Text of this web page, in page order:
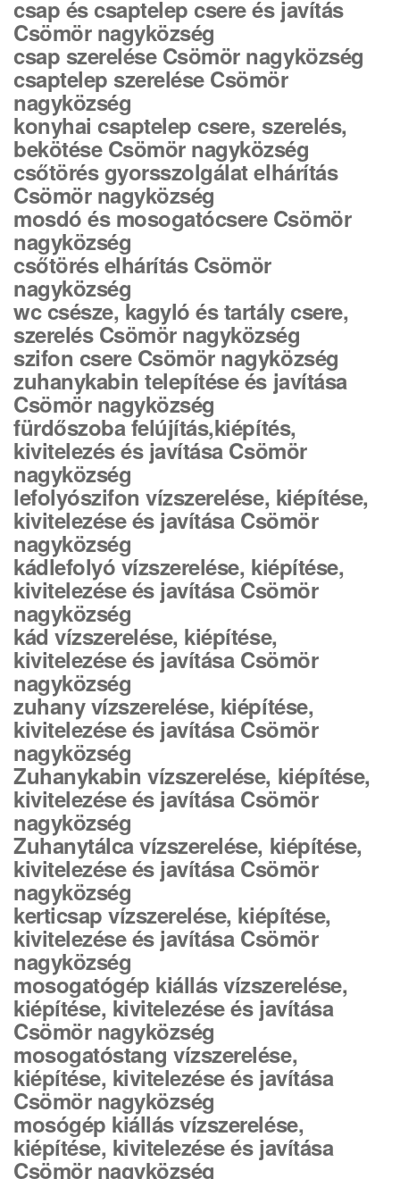
csap és csaptelep csere és javítás
Csömör nagyközség
csap szerelése Csömör nagyközség
csaptelep szerelése Csömör
nagyközség
konyhai csaptelep csere, szerelés,
bekötése Csömör nagyközség
csőtörés gyorsszolgálat elhárítás
Csömör nagyközség
mosdó és mosogatócsere Csömör
nagyközség
csőtörés elhárítás Csömör
nagyközség
wc csésze, kagyló és tartály csere,
szerelés Csömör nagyközség
szifon csere Csömör nagyközség
zuhanykabin telepítése és javítása
Csömör nagyközség
fürdőszoba felújítás,kiépítés,
kivitelezés és javítása Csömör
nagyközség
lefolyószifon vízszerelése, kiépítése,
kivitelezése és javítása Csömör
nagyközség
kádlefolyó vízszerelése, kiépítése,
kivitelezése és javítása Csömör
nagyközség
kád vízszerelése, kiépítése,
kivitelezése és javítása Csömör
nagyközség
zuhany vízszerelése, kiépítése,
kivitelezése és javítása Csömör
nagyközség
Zuhanykabin vízszerelése, kiépítése,
kivitelezése és javítása Csömör
nagyközség
Zuhanytálca vízszerelése, kiépítése,
kivitelezése és javítása Csömör
nagyközség
kerticsap vízszerelése, kiépítése,
kivitelezése és javítása Csömör
nagyközség
mosogatógép kiállás vízszerelése,
kiépítése, kivitelezése és javítása
Csömör nagyközség
mosogatóstang vízszerelése,
kiépítése, kivitelezése és javítása
Csömör nagyközség
mosógép kiállás vízszerelése,
kiépítése, kivitelezése és javítása
Csömör nagyközség